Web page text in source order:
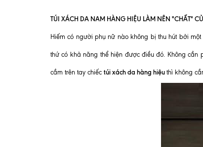
TÚI XÁCH DA NAM HÀNG HIỆU LÀM NÊN "CHẤT"
Hiếm có người phụ nữ nào không bị thu hút bởi
thứ có khả năng thể hiện được điều đó. Không
cầm trên tay chiếc túi xách da hàng hiệu thì không